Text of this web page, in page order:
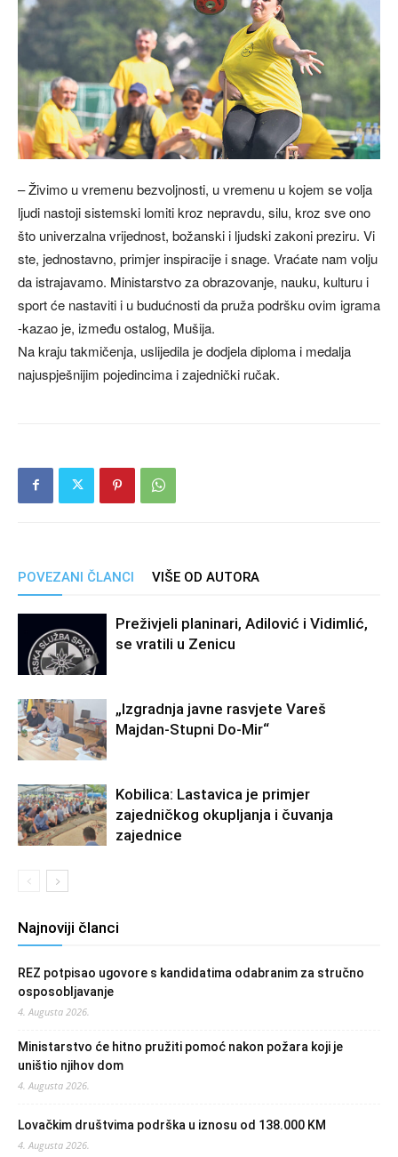
– Živimo u vremenu bezvoljnosti, u vremenu u kojem se volja
ljudi nastoji sistemski lomiti kroz nepravdu, silu, kroz sve ono
što univerzalna vrijednost, božanski i ljudski zakoni preziru. Vi
ste, jednostavno, primjer inspiracije i snage. Vraćate nam volju
da istrajavamo. Ministarstvo za obrazovanje, nauku, kulturu i
sport će nastaviti i u budućnosti da pruža podršku ovim igrama
-kazao je, između ostalog, Mušija.
Na kraju takmičenja, uslijedila je dodjela diploma i medalja
najuspješnijim pojedincima i zajednički ručak.
POVEZANI ČLANCI VIŠE OD AUTORA
Preživjeli planinari, Adilović i Vidimlić,
se vratili u Zenicu
„Izgradnja javne rasvjete Vareš
Majdan-Stupni Do-Mir“
Kobilica: Lastavica je primjer
zajedničkog okupljanja i čuvanja
zajednice
Najnoviji članci
REZ potpisao ugovore s kandidatima odabranim za stručno
osposobljavanje
4. Augusta 2026.
Ministarstvo će hitno pružiti pomoć nakon požara koji je
uništio njihov dom
4. Augusta 2026.
Lovačkim društvima podrška u iznosu od 138.000 KM
4. Augusta 2026.